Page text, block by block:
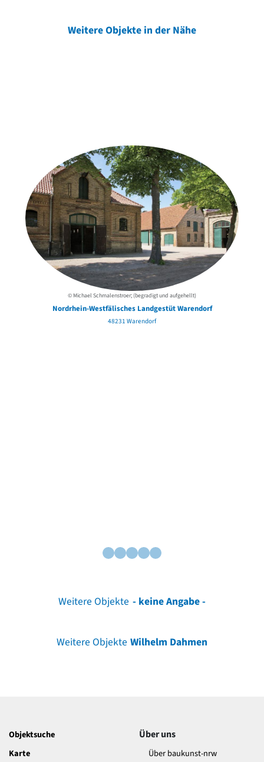
Weitere Objekte in der Nähe
© Michael Schmalenstroer; (begradigt und aufgehellt)
Nordrhein-Westfälisches Landgestüt Warendorf
48231 Warendorf
Weitere Objekte - keine Angabe -
Weitere Objekte Wilhelm Dahmen
Objektsuche
Karte
Über uns
Über baukunst-nrw